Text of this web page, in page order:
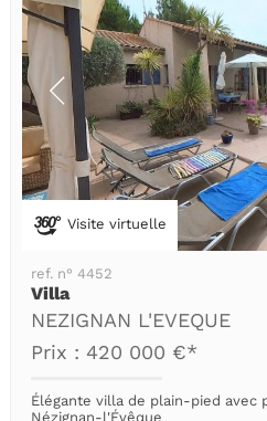
Visite virtuelle
ref. n° 4452
Villa
NEZIGNAN L'EVEQUE
Prix : 420 000 €*
Élégante villa de plain-pied avec
Nézignan-l'Évêque